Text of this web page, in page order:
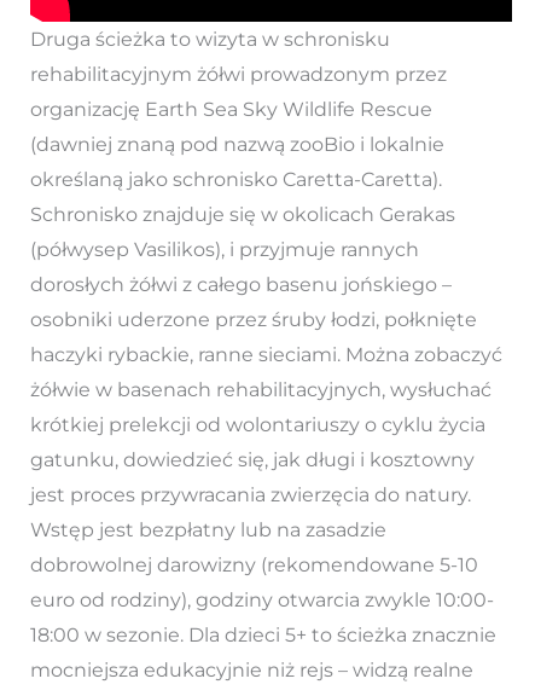
Druga ścieżka to wizyta w schronisku
rehabilitacyjnym żółwi prowadzonym przez
organizację Earth Sea Sky Wildlife Rescue
(dawniej znaną pod nazwą zooBio i lokalnie
określaną jako schronisko Caretta-Caretta).
Schronisko znajduje się w okolicach Gerakas
(półwysep Vasilikos), i przyjmuje rannych
dorosłych żółwi z całego basenu jońskiego –
osobniki uderzone przez śruby łodzi, połknięte
haczyki rybackie, ranne sieciami. Można zobaczyć
żółwie w basenach rehabilitacyjnych, wysłuchać
krótkiej prelekcji od wolontariuszy o cyklu życia
gatunku, dowiedzieć się, jak długi i kosztowny
jest proces przywracania zwierzęcia do natury.
Wstęp jest bezpłatny lub na zasadzie
dobrowolnej darowizny (rekomendowane 5-10
euro od rodziny), godziny otwarcia zwykle 10:00-
18:00 w sezonie. Dla dzieci 5+ to ścieżka znacznie
mocniejsza edukacyjnie niż rejs – widzą realne